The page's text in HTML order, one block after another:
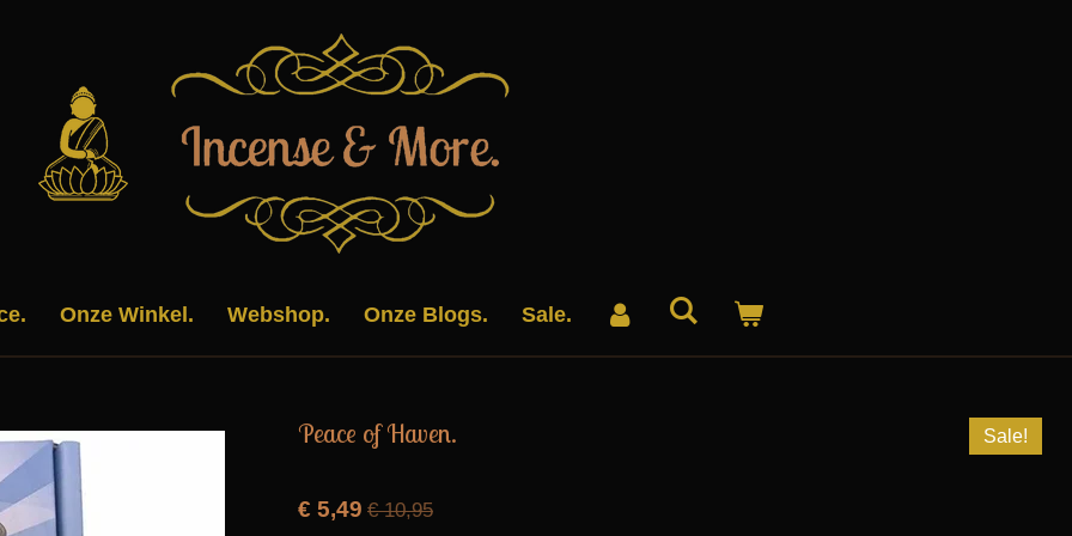
Onze Winkel. Webshop. Onze Blogs. Sale.
Peace of Haven. Sale!
€ 5,49 € 10,95